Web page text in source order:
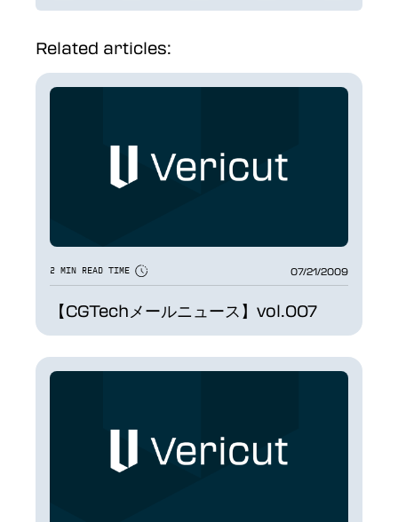
Related articles:
2 MIN READ TIME 07/21/2009
【CGTechメールニュース】vol.007